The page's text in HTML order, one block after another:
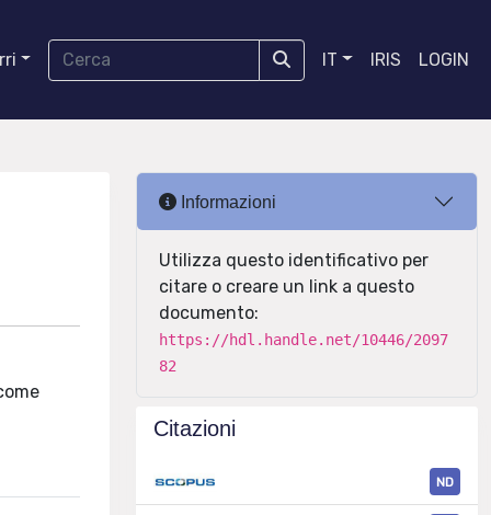
IT IRIS LOGIN
Informazioni
Utilizza questo identificativo per
citare o creare un link a questo
documento:
https://hdl.handle.net/10446/2097
82
Citazioni
ND